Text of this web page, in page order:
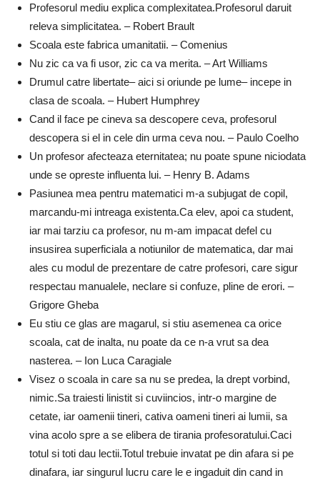
Profesorul mediu explica complexitatea.Profesorul daruit
releva simplicitatea. – Robert Brault
Scoala este fabrica umanitatii. – Comenius
Nu zic ca va fi usor, zic ca va merita. – Art Williams
Drumul catre libertate– aici si oriunde pe lume– incepe in
clasa de scoala. – Hubert Humphrey
Cand il face pe cineva sa descopere ceva, profesorul
descopera si el in cele din urma ceva nou. – Paulo Coelho
Un profesor afecteaza eternitatea; nu poate spune niciodata
unde se opreste influenta lui. – Henry B. Adams
Pasiunea mea pentru matematici m-a subjugat de copil,
marcandu-mi intreaga existenta.Ca elev, apoi ca student,
iar mai tarziu ca profesor, nu m-am impacat defel cu
insusirea superficiala a notiunilor de matematica, dar mai
ales cu modul de prezentare de catre profesori, care sigur
respectau manualele, neclare si confuze, pline de erori. –
Grigore Gheba
Eu stiu ce glas are magarul, si stiu asemenea ca orice
scoala, cat de inalta, nu poate da ce n-a vrut sa dea
nasterea. – Ion Luca Caragiale
Visez o scoala in care sa nu se predea, la drept vorbind,
nimic.Sa traiesti linistit si cuviincios, intr-o margine de
cetate, iar oamenii tineri, cativa oameni tineri ai lumii, sa
vina acolo spre a se elibera de tirania profesoratului.Caci
totul si toti dau lectii.Totul trebuie invatat pe din afara si pe
dinafara, iar singurul lucru care le e ingaduit din cand in